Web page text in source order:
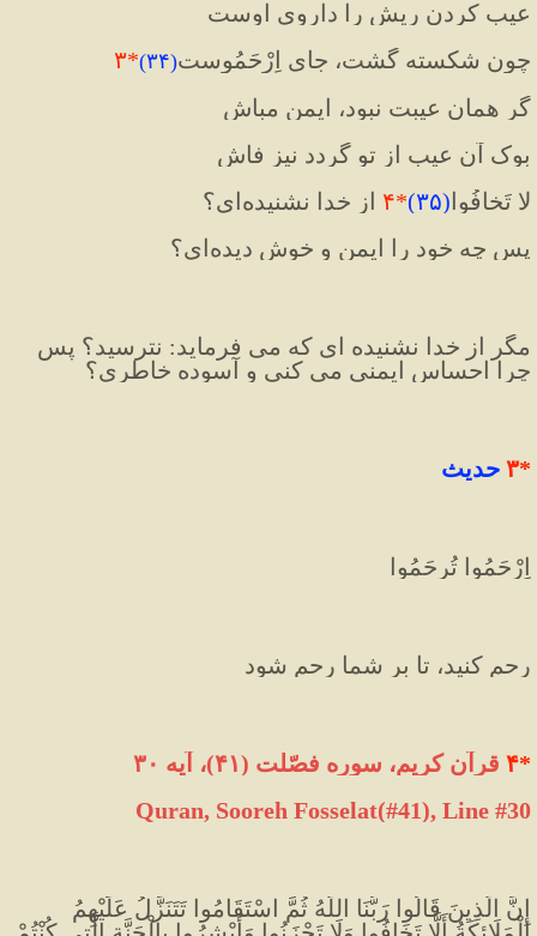
عیب کردن ریش را داروی اوست
چون شکسته گشت، جایِ اِرْحَمُوست(۳۴) ۳*
گر همان عیبت نبود، ایمن مباش
بوک آن عیب از تو گردد نیز فاش
لا تَخافُوا (۳۵) ۴*
از خدا نشنیده‌ای؟
پس چه خود را ایمن و خوش دیده‌ای؟
چرا احساس ایمنی می کنی و آسوده خاطری؟
*۳ حدیث
اِرْحَمُوا تُرحَمُوا
رحم کنید، تا بر شما رحم شود
*۴ قرآن کریم، سوره فصّلت (۴۱)، آیه ۳۰
Quran, Sooreh Fosselat(#41), Line #30